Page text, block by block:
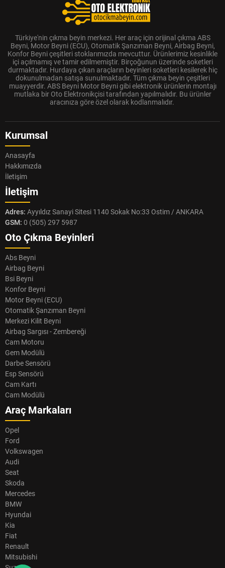
Türkiye'nin çıkma beyin merkezi. Her araç için orijinal çıkma ABS
Beyni, Motor Beyni (ECU), Otomatik Şanzıman Beyni, Airbag Beyni,
Konfor Beyni çeşitleri stoklarımızda mevcuttur. Ürünlerimiz kesinlikle
içi açılmamış ve tamir edilmemiştir. Birçoğunun üzerinde soketleri
durmaktadır. Hurdaya çıkan araçların beyinleri soketleri kesilerek hiç
dokunulmadan satışa sunulmaktadır. Tüm çıkma beyin çeşitleri
muayyerdir. ABS Beyni Motor Beyni gibi elektronik ürünlerin montajı
mutlaka bir Oto Elektronikçisi tarafından yapılmalıdır. Bu ürünler
aracınıza göre özel olarak kodlanmalıdır.
Kurumsal
Anasayfa
Hakkımızda
İletişim
İletişim
Adres: Ayyıldız Sanayi Sitesi 1140 Sokak No:33 Ostim / ANKARA
GSM: 0 (505) 297 5987
Oto Çıkma Beyinleri
Abs Beyni
Airbag Beyni
Bsi Beyni
Konfor Beyni
Motor Beyni (ECU)
Otomatik Şanzıman Beyni
Merkezi Kilit Beyni
Airbag Sargısı - Zembereği
Cam Motoru
Gem Modülü
Darbe Sensörü
Esp Sensörü
Cam Kartı
Cam Modülü
Araç Markaları
Opel
Ford
Volkswagen
Audi
Seat
Skoda
Mercedes
BMW
Hyundai
Kia
Fiat
Renault
Mitsubishi